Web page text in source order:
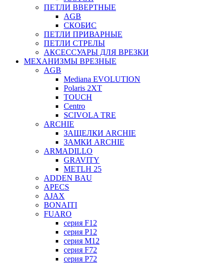
ПЕТЛИ ВВЕРТНЫЕ
AGB
СКОБИС
ПЕТЛИ ПРИВАРНЫЕ
ПЕТЛИ СТРЕЛЫ
АКСЕССУАРЫ ДЛЯ ВРЕЗКИ
МЕХАНИЗМЫ ВРЕЗНЫЕ
AGB
Mediana EVOLUTION
Polaris 2XT
TOUCH
Centro
SCIVOLA TRE
ARCHIE
ЗАЩЕЛКИ ARCHIE
ЗАМКИ ARCHIE
ARMADILLO
GRAVITY
METLH 25
ADDEN BAU
APECS
AJAX
BONAITI
FUARO
серия F12
серия P12
серия M12
серия F72
серия P72